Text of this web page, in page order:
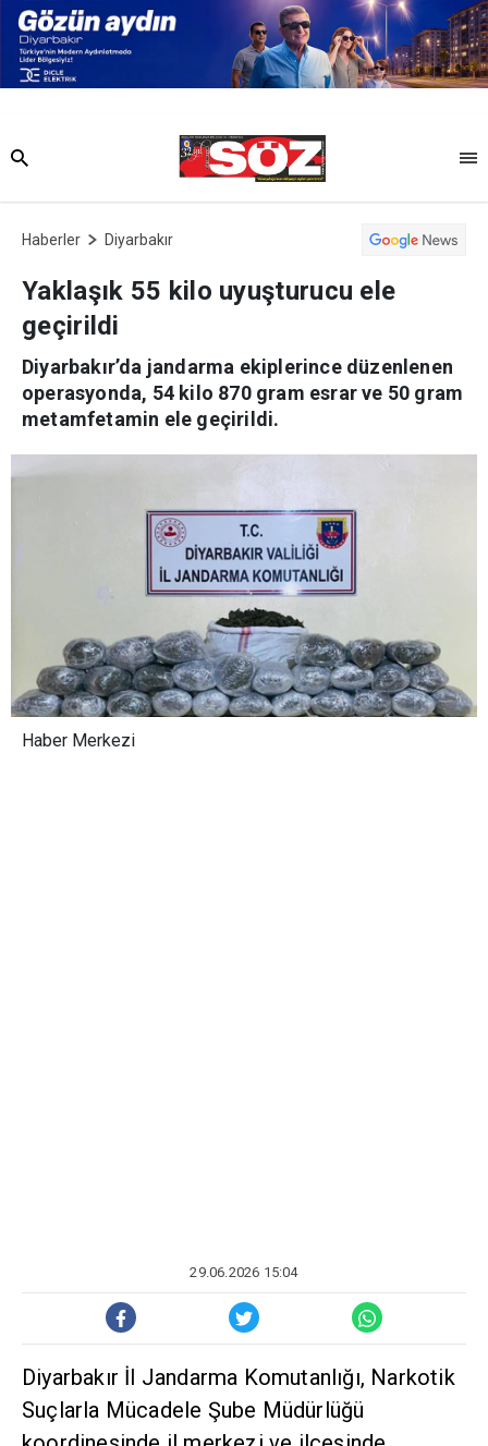
Haberler Diyarbakır
Yaklaşık 55 kilo uyuşturucu ele
geçirildi
Diyarbakır’da jandarma ekiplerince düzenlenen
operasyonda, 54 kilo 870 gram esrar ve 50 gram
metamfetamin ele geçirildi.
Haber Merkezi
29.06.2026 15:04
Diyarbakır İl Jandarma Komutanlığı, Narkotik
Suçlarla Mücadele Şube Müdürlüğü